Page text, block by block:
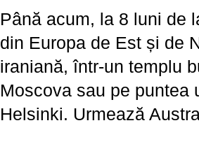
Până acum, la 8 luni de
din Europa de Est și de
iraniană, într-un templu
Moscova sau pe puntea
Helsinki. Urmează